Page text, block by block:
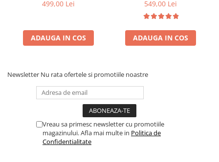
499,00 Lei
ADAUGA IN COS
549,00 Lei
ADAUGA IN COS
Newsletter Nu rata ofertele si promotiile noastre
Vreau sa primesc newsletter cu promotiile
magazinului. Afla mai multe in Politica de
Confidentialitate